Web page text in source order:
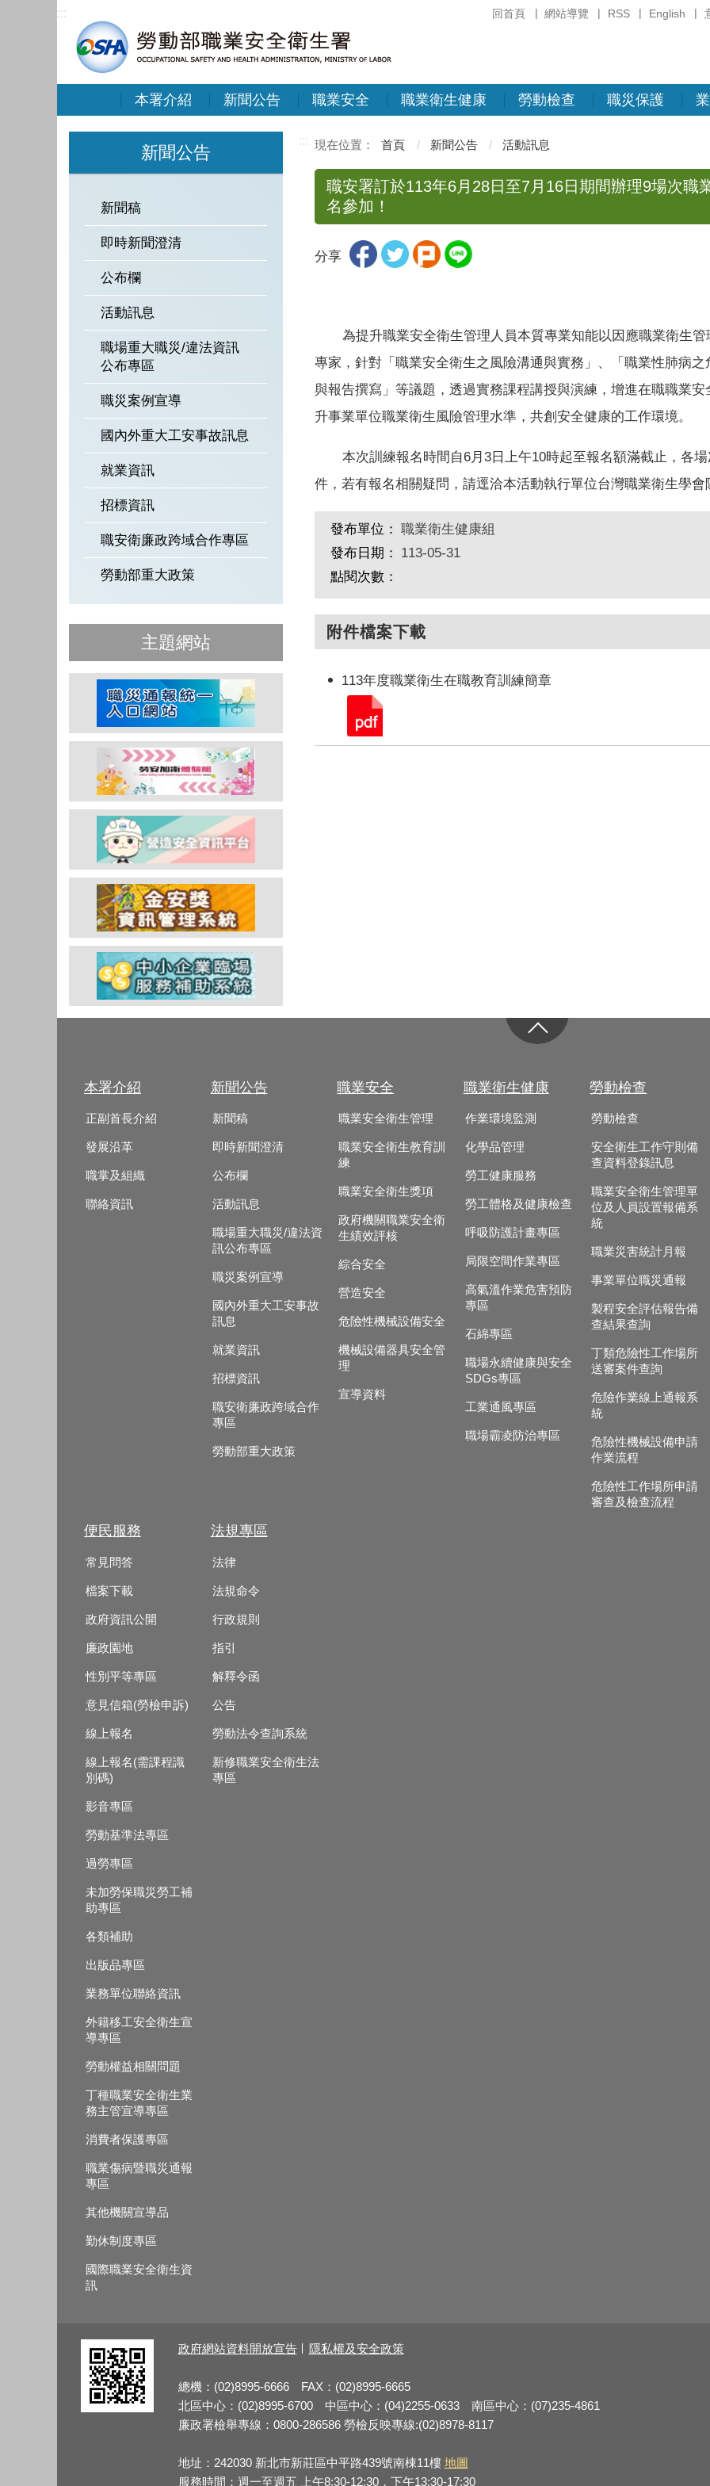
回首頁 網站導覽 RSS English
:::
本署介紹 新聞公告 職業安全 職業衛生健康 勞動檢查 職災保護
新聞公告
新聞稿
即時新聞澄清
公布欄
活動訊息
職場重大職災/違法資訊
公布專區
職災案例宣導
國內外重大工安事故訊息
就業資訊
招標資訊
職安衛廉政跨域合作專區
勞動部重大政策
主題網站
::: 首頁 新聞公告 活動訊息
職安署訂於113年6月28日至7月16日期間辦理9場次職
名參加！
分享
為提升職業安全衛生管理人員本質專業知能以因應職業衛生管
專家，針對「職業安全衛生之風險溝通與實務」、「職業性肺病
與報告撰寫」等議題，透過實務課程講授與演練，增進在職職業
升事業單位職業衛生風險管理水準，共創安全健康的工作環境。
本次訓練報名時間自6月3日上午10時起至報名額滿截止，各場
件，若有報名相關疑問，請逕洽本活動執行單位台灣職業衛生學
發布單位： 職業衛生健康組
發布日期：
113-05-31
點閱次數：
附件檔案下載
113年度職業衛生在職教育訓練簡章
本署介紹
正副首長介紹
發展沿革
職掌及組織
聯絡資訊
新聞公告
新聞稿
即時新聞澄清
公布欄
活動訊息
職場重大職災/違法資
訊公布專區
職災案例宣導
國內外重大工安事故
訊息
就業資訊
招標資訊
職安衛廉政跨域合作
專區
勞動部重大政策
職業安全
職業安全衛生管理
職業安全衛生教育訓
練
職業安全衛生獎項
政府機關職業安全衛
生績效評核
綜合安全
營造安全
危險性機械設備安全
機械設備器具安全管
理
宣導資料
職業衛生健康
作業環境監測
化學品管理
勞工健康服務
勞工體格及健康檢查
呼吸防護計畫專區
局限空間作業專區
高氣溫作業危害預防
專區
石綿專區
職場永續健康與安全
SDGs專區
工業通風專區
職場霸凌防治專區
勞動檢查
勞動檢查
安全衛生工作守則備
查資料登錄訊息
職業安全衛生管理單
位及人員設置報備系
統
職業災害統計月報
事業單位職災通報
製程安全評估報告備
查結果查詢
丁類危險性工作場所
送審案件查詢
危險作業線上通報系
統
危險性機械設備申請
作業流程
危險性工作場所申請
審查及檢查流程
便民服務
常見問答
檔案下載
政府資訊公開
廉政園地
性別平等專區
意見信箱(勞檢申訴)
線上報名
線上報名(需課程識
別碼)
影音專區
勞動基準法專區
過勞專區
未加勞保職災勞工補
助專區
各類補助
出版品專區
業務單位聯絡資訊
外籍移工安全衛生宣
導專區
勞動權益相關問題
丁種職業安全衛生業
務主管宣導專區
消費者保護專區
職業傷病暨職災通報
專區
其他機關宣導品
勤休制度專區
國際職業安全衛生資
訊
法規專區
法律
法規命令
行政規則
指引
解釋令函
公告
勞動法令查詢系統
新修職業安全衛生法
專區
政府網站資料開放宣告 隱私權及安全政策
總機：(02)8995-6666 FAX：(02)8995-6665
北區中心：(02)8995-6700 中區中心：(04)2255-0633 南區中心：(07)235-4861
廉政署檢舉專線：0800-286586 勞檢反映專線:(02)8978-8117
地址：242030 新北市新莊區中平路439號南棟11樓 地圖
服務時間：週一至週五 上午8:30-12:30，下午13:30-17:30